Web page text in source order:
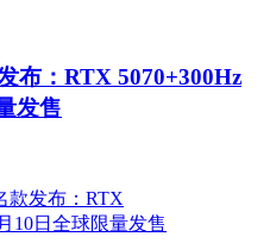
布：RTX 5070+300Hz
发售